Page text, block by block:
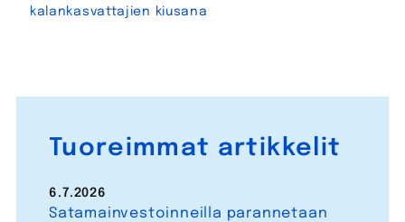
kalankasvattajien kiusana
Tuoreimmat artikkelit
Satamainvestoinneilla parannetaan
6.7.2026